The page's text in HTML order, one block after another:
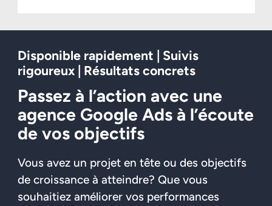
Disponible rapidement | Suivis
rigoureux | Résultats concrets
Passez à l’action avec une
agence Google Ads à l’écoute
de vos objectifs
Vous avez un projet en tête ou des objectifs
de croissance à atteindre? Que vous
souhaitiez améliorer vos performances